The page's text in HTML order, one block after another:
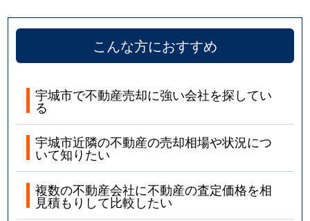
こんな方におすすめ
宇城市で不動産売却に強い会社を探してい
る
宇城市近隣の不動産の売却相場や状況につ
いて知りたい
複数の不動産会社に不動産の査定価格を相
見積もりして比較したい